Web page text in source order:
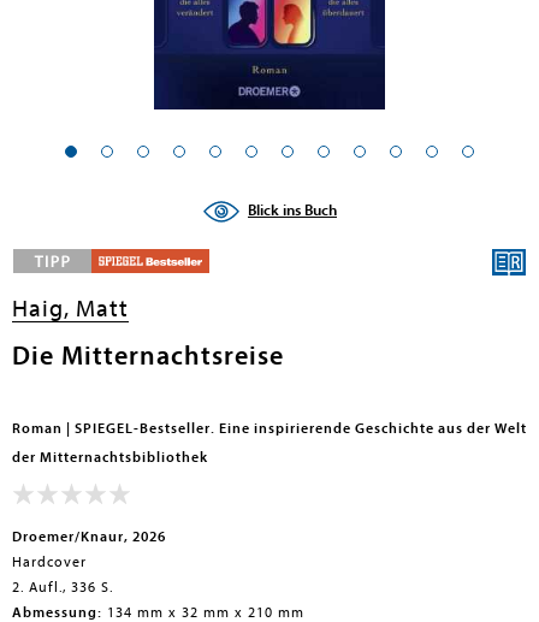
Blick ins Buch
Haig, Matt
Die Mitternachtsreise
Roman | SPIEGEL-Bestseller. Eine inspirierende Geschichte aus der Welt
der Mitternachtsbibliothek
Droemer/Knaur, 2026
Hardcover
2. Aufl., 336 S.
Abmessung: 134 mm x 32 mm x 210 mm